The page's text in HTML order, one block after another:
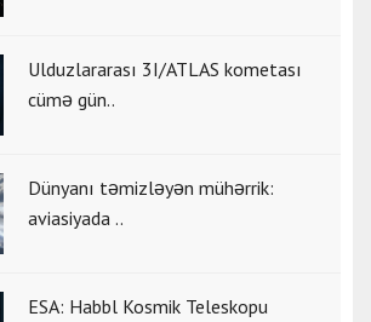
Ulduzlararası 3I/ATLAS kometası
cümə gün..
Dünyanı təmizləyən mühərrik:
aviasiyada ..
ESA: Habbl Kosmik Teleskopu